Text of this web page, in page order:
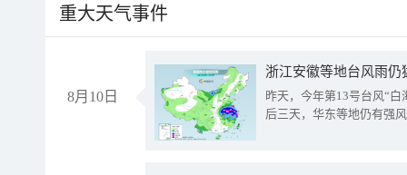
重大天气事件
8月10日
浙江安徽等地台风雨
昨天，今年第13号台风“
后三天，华东等地仍有强